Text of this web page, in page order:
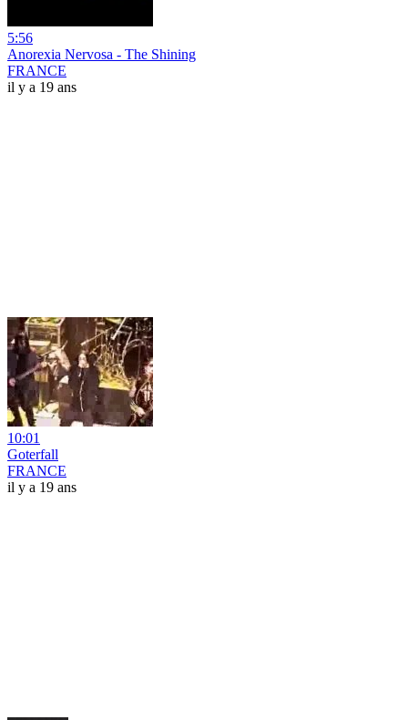
5:56
Anorexia Nervosa - The Shining
FRANCE
il y a 19 ans
10:01
Goterfall
FRANCE
il y a 19 ans